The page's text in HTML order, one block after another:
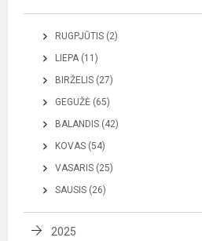
RUGPJŪTIS (2)
LIEPA (11)
BIRŽELIS (27)
GEGUŽĖ (65)
BALANDIS (42)
KOVAS (54)
VASARIS (25)
SAUSIS (26)
2025